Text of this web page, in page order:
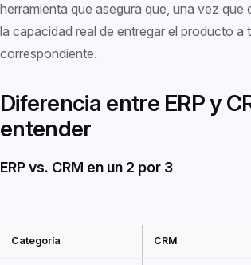
herramienta que asegura que, una vez
la capacidad real de entregar el producto a
correspondiente.
Diferencia entre ERP y
entender
ERP vs. CRM en un 2 por 3
Categoría CRM